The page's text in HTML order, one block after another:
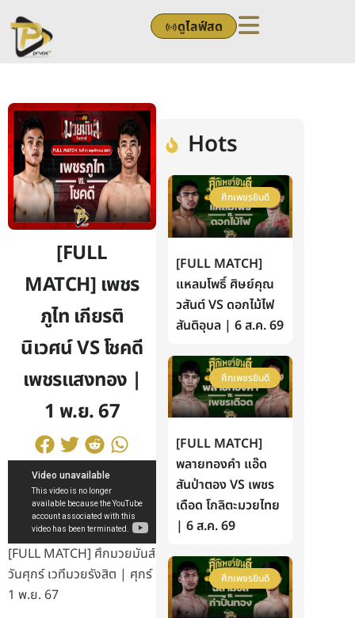
to
content
ดูไลฟ์สด
[FULL
MATCH] เพชร
ภูไท เกียรติ
นิเวศน์ VS โชคดี
เพชรแสงทอง |
1 พ.ย. 67
[FULL MATCH] ศึกมวยมันส์
วันศุกร์ เวทีมวยรังสิต | ศุกร์
1 พ.ย. 67
Hots
ศึกเพชรยินดี
[FULL MATCH]
แหลมโพธิ์ ศิษย์คุณ
วสันต์ VS ดอกไม้ไฟ
สันติอุบล | 6 ส.ค. 69
ศึกเพชรยินดี
[FULL MATCH]
พลายทองคำ แอ๊ด
สันป่าตอง VS เพชร
เดือด โกลิตะมวยไทย
| 6 ส.ค. 69
ศึกเพชรยินดี